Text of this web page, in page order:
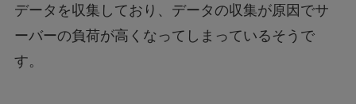
データを収集しており、データの収集が原因でサ
ーバーの負荷が高くなってしまっているそうで
す。